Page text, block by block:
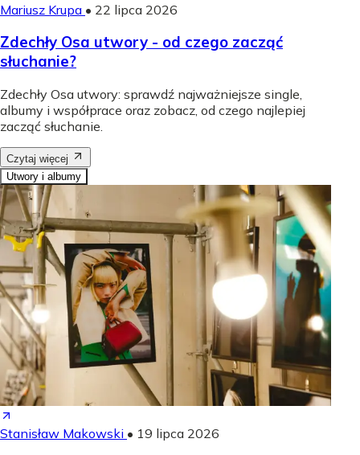
Mariusz Krupa • 22 lipca 2026
Zdechły Osa utwory - od czego zacząć
słuchanie?
Zdechły Osa utwory: sprawdź najważniejsze single,
albumy i współprace oraz zobacz, od czego najlepiej
zacząć słuchanie.
Czytaj więcej
Utwory i albumy
Stanisław Makowski • 19 lipca 2026